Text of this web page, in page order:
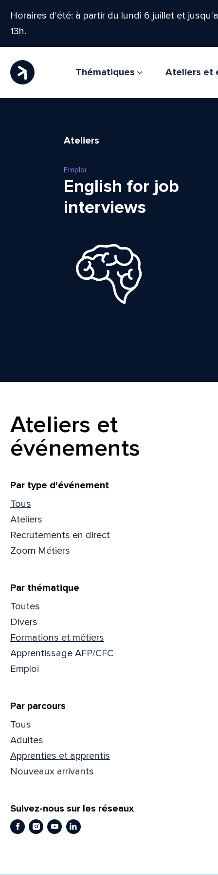
Horaires d'été: à partir du lundi 6 juillet et
13h.
Thématiques Ateliers et
Ateliers
Emploi
English for job
interviews
Ateliers et
événements
Filtrer
Par type d'événement
Tous
Ateliers
Recrutements en direct
Zoom Métiers
Par thématique
Toutes
Divers
Formations et métiers
Apprentissage AFP/CFC
Emploi
Par parcours
Tous
Adultes
Apprenties et apprentis
Nouveaux arrivants
Suivez-nous sur les réseaux
Facebook
Instagram
YoutubeLinkedIn